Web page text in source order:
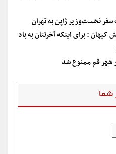
نخست‌وزیر ژاپن به تهران
: برای اینکه آخرتتان به باد
شهر قم ممنوع شد
شما